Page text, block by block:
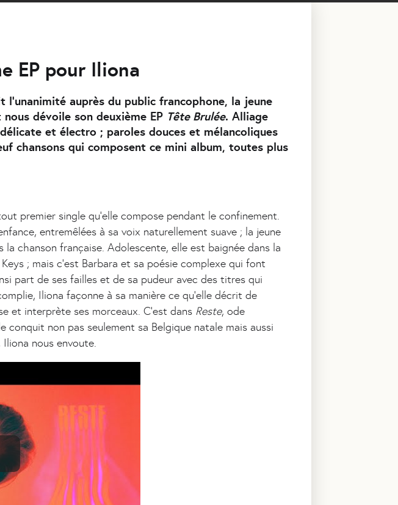
pour Iliona
l’unanimité auprès du public francophone, la jeune
dévoile son deuxième EP Tête Brulée. Alliage
et électro ; paroles douces et mélancoliques
chansons qui composent ce mini album, toutes plus
premier single qu’elle compose pendant le confinement.
entremêlées à sa voix naturellement suave ; la jeune
chanson française. Adolescente, elle est baignée dans la
; mais c’est Barbara et sa poésie complexe qui font
part de ses failles et de sa pudeur avec des titres qui
Iliona façonne à sa manière ce qu’elle décrit de
et interprète ses morceaux. C’est dans Reste, ode
conquit non pas seulement sa Belgique natale mais aussi
nous envoute.